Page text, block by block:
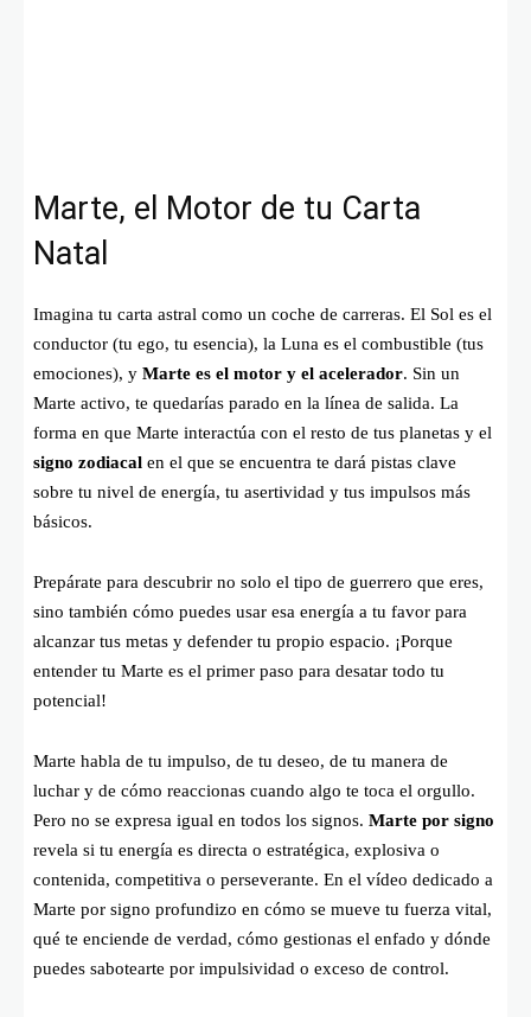
Marte, el Motor de tu Carta
Natal
Imagina tu carta astral como un coche de carreras. El Sol es el
conductor (tu ego, tu esencia), la Luna es el combustible (tus
emociones), y Marte es el motor y el acelerador. Sin un
Marte activo, te quedarías parado en la línea de salida. La
forma en que Marte interactúa con el resto de tus planetas y el
signo zodiacal en el que se encuentra te dará pistas clave
sobre tu nivel de energía, tu asertividad y tus impulsos más
básicos.
Prepárate para descubrir no solo el tipo de guerrero que eres,
sino también cómo puedes usar esa energía a tu favor para
alcanzar tus metas y defender tu propio espacio. ¡Porque
entender tu Marte es el primer paso para desatar todo tu
potencial!
Marte habla de tu impulso, de tu deseo, de tu manera de
luchar y de cómo reaccionas cuando algo te toca el orgullo.
Pero no se expresa igual en todos los signos. Marte por signo
revela si tu energía es directa o estratégica, explosiva o
contenida, competitiva o perseverante. En el vídeo dedicado a
Marte por signo profundizo en cómo se mueve tu fuerza vital,
qué te enciende de verdad, cómo gestionas el enfado y dónde
puedes sabotearte por impulsividad o exceso de control.